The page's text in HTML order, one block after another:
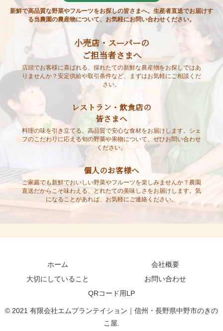
新鮮で高品質な野菜やフルーツをお探しの皆さまへ。生産者直送でお届けす
る当農園の農産物について、お気軽にお問い合わせください。
小売店・スーパーの
ご担当者さまへ
店頭でお客様に喜ばれる、採れたての新鮮な農産物をお探しではあ
りませんか？安定供給や取引条件など、まずはお気軽にご相談くだ
さい。
レストラン・飲食店の
皆さまへ
料理の味を引き立てる、高品質で安心な食材をお届けします。シェ
フのこだわりに応える旬の野菜や果物について、ぜひお問い合わせ
ください。
個人のお客様へ
ご家庭でも新鮮でおいしい野菜やフルーツを楽しみませんか？農園
直送だからこそ味わえる、とれたての美味しさをお届けします。気
になることがあれば、お気軽にご連絡ください。
ホーム
会社概要
大切にしていること
お問い合わせ
QRコード用LP
© 2021 有限会社エムプランテイション｜信州・長野県中野市のきの
こ屋.